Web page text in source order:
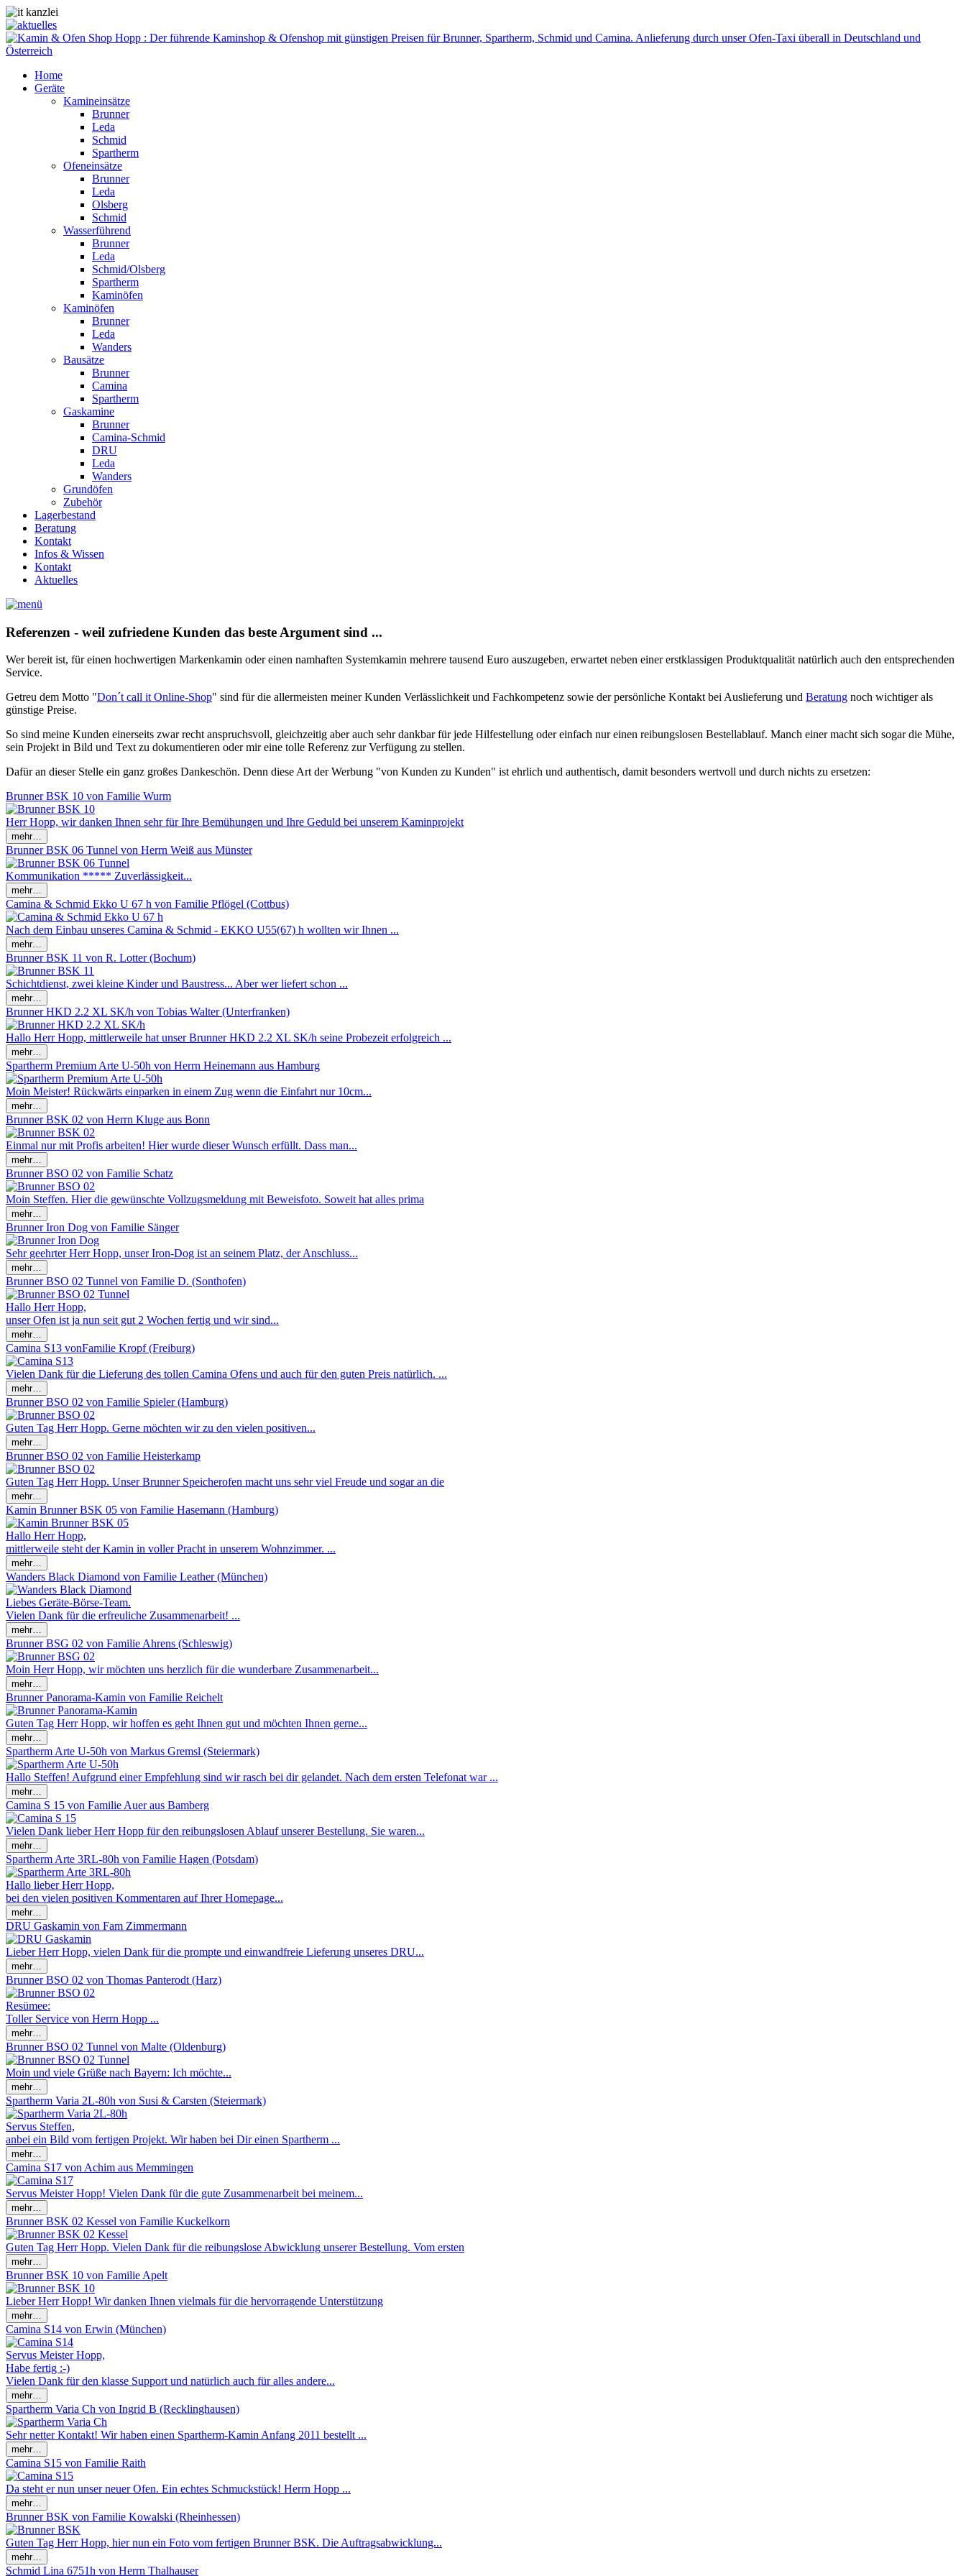
Home
Geräte
Kamineinsätze
Brunner
Leda
Schmid
Spartherm
Ofeneinsätze
Brunner
Leda
Olsberg
Schmid
Wasserführend
Brunner
Leda
Schmid/Olsberg
Spartherm
Kaminöfen
Kaminöfen
Brunner
Leda
Wanders
Bausätze
Brunner
Camina
Spartherm
Gaskamine
Brunner
Camina-Schmid
DRU
Leda
Wanders
Grundöfen
Zubehör
Lagerbestand
Beratung
Kontakt
Infos & Wissen
Kontakt
Aktuelles
Referenzen - weil zufriedene Kunden das beste Argument sind ...
Wer bereit ist, für einen hochwertigen Markenkamin oder einen namhaften Systemkamin mehrere tausend Euro auszugeben, erwartet neben einer erstklassigen Produktqualität natürlich auch den entsprechenden
Service.
Getreu dem Motto "Don´t call it Online-Shop" sind für die allermeisten meiner Kunden Verlässlichkeit und Fachkompetenz sowie der persönliche Kontakt bei Auslieferung und Beratung noch wichtiger als
günstige Preise.
So sind meine Kunden einerseits zwar recht anspruchsvoll, gleichzeitig aber auch sehr dankbar für jede Hilfestellung oder einfach nur einen reibungslosen Bestellablauf. Manch einer macht sich sogar die Mühe,
sein Projekt in Bild und Text zu dokumentieren oder mir eine tolle Referenz zur Verfügung zu stellen.
Dafür an dieser Stelle ein ganz großes Dankeschön. Denn diese Art der Werbung "von Kunden zu Kunden" ist ehrlich und authentisch, damit besonders wertvoll und durch nichts zu ersetzen:
Brunner BSK 10 von Familie Wurm
Herr Hopp, wir danken Ihnen sehr für Ihre Bemühungen und Ihre Geduld bei unserem Kaminprojekt
Brunner BSK 06 Tunnel von Herrn Weiß aus Münster
Kommunikation ***** Zuverlässigkeit...
Camina & Schmid Ekko U 67 h von Familie Pflögel (Cottbus)
Nach dem Einbau unseres Camina & Schmid - EKKO U55(67) h wollten wir Ihnen ...
Brunner BSK 11 von R. Lotter (Bochum)
Schichtdienst, zwei kleine Kinder und Baustress... Aber wer liefert schon ...
Brunner HKD 2.2 XL SK/h von Tobias Walter (Unterfranken)
Hallo Herr Hopp, mittlerweile hat unser Brunner HKD 2.2 XL SK/h seine Probezeit erfolgreich ...
Spartherm Premium Arte U-50h von Herrn Heinemann aus Hamburg
Moin Meister! Rückwärts einparken in einem Zug wenn die Einfahrt nur 10cm...
Brunner BSK 02 von Herrn Kluge aus Bonn
Einmal nur mit Profis arbeiten! Hier wurde dieser Wunsch erfüllt. Dass man...
Brunner BSO 02 von Familie Schatz
Moin Steffen. Hier die gewünschte Vollzugsmeldung mit Beweisfoto. Soweit hat alles prima
Brunner Iron Dog von Familie Sänger
Sehr geehrter Herr Hopp, unser Iron-Dog ist an seinem Platz, der Anschluss...
Brunner BSO 02 Tunnel von Familie D. (Sonthofen)
Hallo Herr Hopp,
unser Ofen ist ja nun seit gut 2 Wochen fertig und wir sind...
Camina S13 vonFamilie Kropf (Freiburg)
Vielen Dank für die Lieferung des tollen Camina Ofens und auch für den guten Preis natürlich. ...
Brunner BSO 02 von Familie Spieler (Hamburg)
Guten Tag Herr Hopp. Gerne möchten wir zu den vielen positiven...
Brunner BSO 02 von Familie Heisterkamp
Guten Tag Herr Hopp. Unser Brunner Speicherofen macht uns sehr viel Freude und sogar an die
Kamin Brunner BSK 05 von Familie Hasemann (Hamburg)
Hallo Herr Hopp,
mittlerweile steht der Kamin in voller Pracht in unserem Wohnzimmer. ...
Wanders Black Diamond von Familie Leather (München)
Liebes Geräte-Börse-Team.
Vielen Dank für die erfreuliche Zusammenarbeit! ...
Brunner BSG 02 von Familie Ahrens (Schleswig)
Moin Herr Hopp, wir möchten uns herzlich für die wunderbare Zusammenarbeit...
Brunner Panorama-Kamin von Familie Reichelt
Guten Tag Herr Hopp, wir hoffen es geht Ihnen gut und möchten Ihnen gerne...
Spartherm Arte U-50h von Markus Gremsl (Steiermark)
Hallo Steffen! Aufgrund einer Empfehlung sind wir rasch bei dir gelandet. Nach dem ersten Telefonat war ...
Camina S 15 von Familie Auer aus Bamberg
Vielen Dank lieber Herr Hopp für den reibungslosen Ablauf unserer Bestellung. Sie waren...
Spartherm Arte 3RL-80h von Familie Hagen (Potsdam)
Hallo lieber Herr Hopp,
bei den vielen positiven Kommentaren auf Ihrer Homepage...
DRU Gaskamin von Fam Zimmermann
Lieber Herr Hopp, vielen Dank für die prompte und einwandfreie Lieferung unseres DRU...
Brunner BSO 02 von Thomas Panterodt (Harz)
Resümee:
Toller Service von Herrn Hopp ...
Brunner BSO 02 Tunnel von Malte (Oldenburg)
Moin und viele Grüße nach Bayern: Ich möchte...
Spartherm Varia 2L-80h von Susi & Carsten (Steiermark)
Servus Steffen,
anbei ein Bild vom fertigen Projekt. Wir haben bei Dir einen Spartherm ...
Camina S17 von Achim aus Memmingen
Servus Meister Hopp! Vielen Dank für die gute Zusammenarbeit bei meinem...
Brunner BSK 02 Kessel von Familie Kuckelkorn
Guten Tag Herr Hopp. Vielen Dank für die reibungslose Abwicklung unserer Bestellung. Vom ersten
Brunner BSK 10 von Familie Apelt
Lieber Herr Hopp! Wir danken Ihnen vielmals für die hervorragende Unterstützung
Camina S14 von Erwin (München)
Servus Meister Hopp,
Habe fertig :-)
Vielen Dank für den klasse Support und natürlich auch für alles andere...
Spartherm Varia Ch von Ingrid B (Recklinghausen)
Sehr netter Kontakt! Wir haben einen Spartherm-Kamin Anfang 2011 bestellt ...
Camina S15 von Familie Raith
Da steht er nun unser neuer Ofen. Ein echtes Schmuckstück! Herrn Hopp ...
Brunner BSK von Familie Kowalski (Rheinhessen)
Guten Tag Herr Hopp, hier nun ein Foto vom fertigen Brunner BSK. Die Auftragsabwicklung...
Schmid Lina 6751h von Herrn Thalhauser